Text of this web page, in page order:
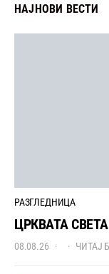
НАЈНОВИ ВЕСТИ
РАЗГЛЕДНИЦА
ЦРКВАТА
08.08.26 ЧИТАЈ